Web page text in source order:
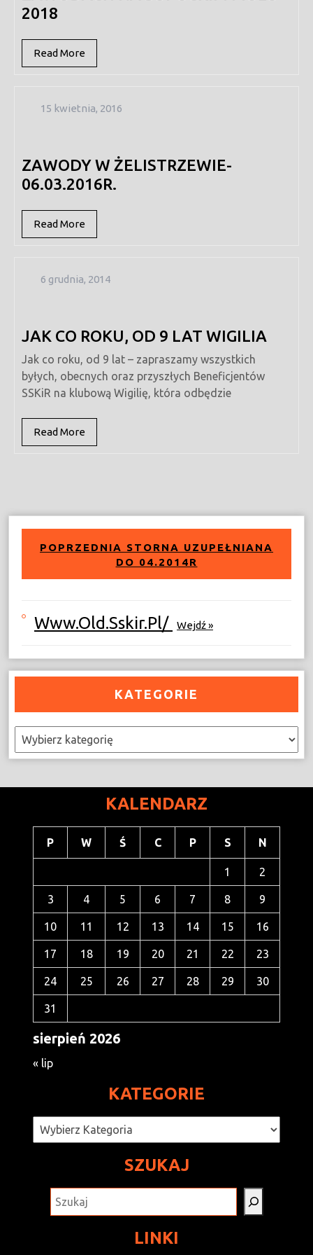
2018
Read More
More
15 kwietnia, 201615
ZAWODY W ŻELISTRZEWIE-
06.03.2016R.
Read More
More
6 grudnia, 20146
JAK CO ROKU, OD 9 LAT WIGILIA
Jak co roku, od 9 lat – zapraszamy wszystkich
byłych, obecnych oraz przyszłych Beneficjentów
SSKiR na klubową Wigilię, która odbędzie
Read More
More
POPRZEDNIA STORNA UZUPEŁNIANA
DO 04.2014R
Www.old.sskir.pl/ Wejdź »
KATEGORIE
Kategorie
KALENDARZ
sierpień 2026
P W Ś C P S N
1 2
3 4 5 6 7 8 9
10 11 12 13 14 15 16
17 18 19 20 21 22 23
24 25 26 27 28 29 30
31
« lip
KATEGORIE
Kategorie
SZUKAJ
LINKI